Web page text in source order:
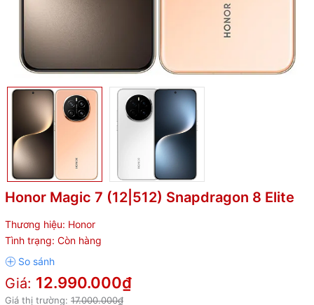
Honor Magic 7 (12|512) Snapdragon 8 Elite
Thương hiệu: Honor
Tình trạng: Còn hàng
Giá: 12.990.000₫
Giá thị trường: 17.000.000₫